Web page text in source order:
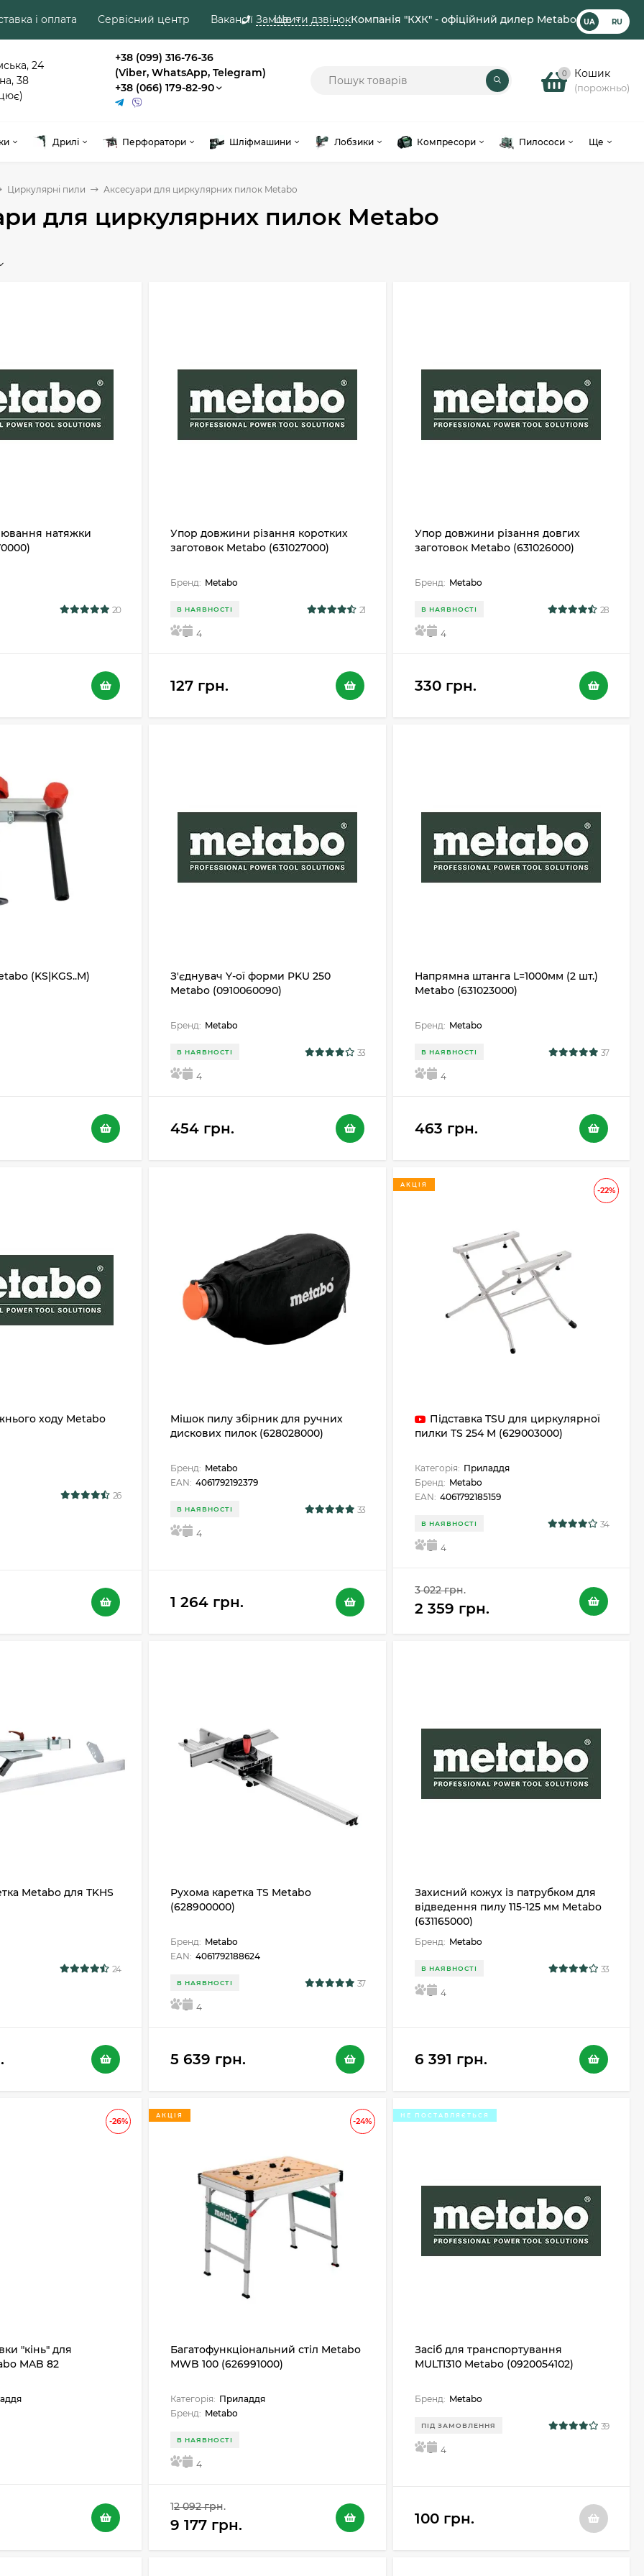
Замовити дзвінокКомпанія "КХК" - офіційний дилер Metabo UA RU
і оплата Сервісний центр Вакансії Ще
24
38
+38 (099) 316-76-36
(Viber, WhatsApp, Telegram)
+38 (066) 179-82-90
0 Кошик
(порожньо)
Дрилі Перфоратори Шліфмашини Лобзики Компресори Пилососи Ще
Циркулярні пили Аксесуари для циркулярних пилок Metabo
для циркулярних пилок Metabo
натяжки
20
Упор довжини різання коротких
заготовок Metabo (631027000)
Бренд: Metabo
В НАЯВНОСТІ 21
5 4
127 грн.
Упор довжини різання довгих
заготовок Metabo (631026000)
Бренд: Metabo
В НАЯВНОСТІ 28
5 4
330 грн.
(KS|KGS..M)
З'єднувач Y-ої форми PKU 250
Metabo (0910060090)
Бренд: Metabo
В НАЯВНОСТІ 33
5 4
454 грн.
Напрямна штанга L=1000мм (2 шт.)
Metabo (631023000)
Бренд: Metabo
В НАЯВНОСТІ 37
5 4
463 грн.
ходу Metabo
26
Мішок пилу збірник для ручних
дискових пилок (628028000)
Бренд: Metabo
EAN: 4061792192379
В НАЯВНОСТІ 33
5 4
1 264 грн.
-22%
АКЦІЯ
Підставка TSU для циркулярної
пилки TS 254 M (629003000)
Категорія: Приладдя
Бренд: Metabo
EAN: 4061792185159
В НАЯВНОСТІ 34
5 4
3 022 грн.
2 359 грн.
Metabo для TKHS
24
Рухома каретка TS Metabo
(628900000)
Бренд: Metabo
EAN: 4061792188624
В НАЯВНОСТІ 37
5 4
5 639 грн.
Захисний кожух із патрубком для
відведення пилу 115-125 мм Metabo
(631165000)
Бренд: Metabo
В НАЯВНОСТІ 33
5 4
6 391 грн.
-26%
"кінь" для
MAB 82
-24%
АКЦІЯ
Багатофункціональний стіл Metabo
MWB 100 (626991000)
Категорія: Приладдя
Бренд: Metabo
В НАЯВНОСТІ
5 4
12 092 грн.
9 177 грн.
НЕ ПОСТАВЛЯЄТЬСЯ
Засіб для транспортування
MULTI310 Metabo (0920054102)
Бренд: Metabo
ПІД ЗАМОВЛЕННЯ 39
5 4
100 грн.